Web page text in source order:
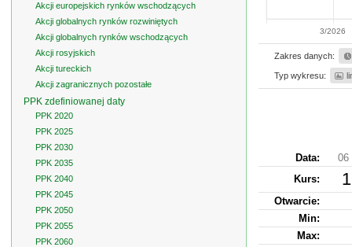
3/2026
Zakres danych:
Typ wykresu:
Data:
06
Kurs:
Otwarcie:
Min:
Max:
Akcji europejskich rynków wschodzących
Akcji globalnych rynków rozwiniętych
Akcji globalnych rynków wschodzących
Akcji rosyjskich
Akcji tureckich
Akcji zagranicznych pozostałe
PPK zdefiniowanej daty
PPK 2020
PPK 2025
PPK 2030
PPK 2035
PPK 2040
PPK 2045
PPK 2050
PPK 2055
PPK 2060